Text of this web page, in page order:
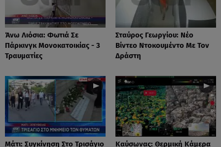
Άνω Λιόσια: Φωτιά Σε
Πάρκινγκ Μονοκατοικίας - 3
Τραυματίες
Σταύρος Γεωργίου: Νέο
Βίντεο Ντοκουμέντο Με Τον
Δράστη
Μάτι: Συγκίνηση Στο Τρισάγιο
Καύσωνας: Θερμική Κάμερα